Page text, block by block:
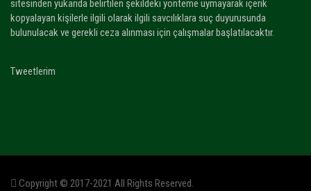
sitesinden yukarıda belirtilen şekildeki yönteme uymayarak içerik
kopyalayan kişilerle ilgili olarak ilgili savcılıklara suç duyurusunda
bulunulacak ve gerekli ceza alınması için çalışmalar başlatılacaktır.
Tweetlerim
Copyright © 2017-2021 All Rights Reserved.